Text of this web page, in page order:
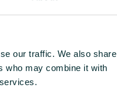
our traffic. We also share
who may combine it with